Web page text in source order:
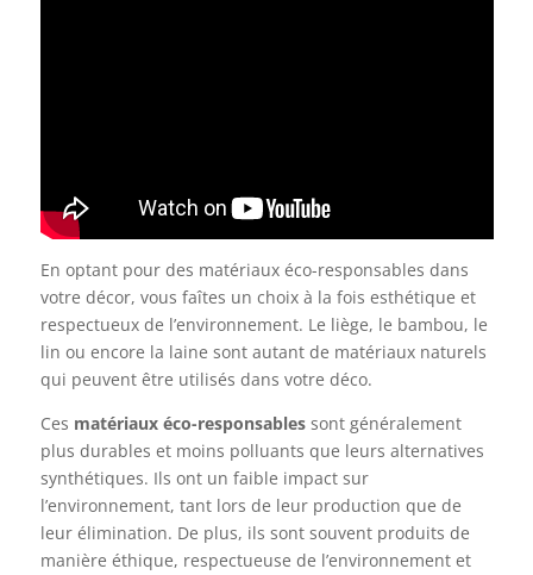
En optant pour des matériaux éco-responsables dans
votre décor, vous faîtes un choix à la fois esthétique et
respectueux de l’environnement. Le liège, le bambou, le
lin ou encore la laine sont autant de matériaux naturels
qui peuvent être utilisés dans votre déco.
Ces matériaux éco-responsablessont généralement
plus durables et moins polluants que leurs alternatives
synthétiques. Ils ont un faible impact sur
l’environnement, tant lors de leur production que de
leur élimination. De plus, ils sont souvent produits de
manière éthique, respectueuse de l’environnement et